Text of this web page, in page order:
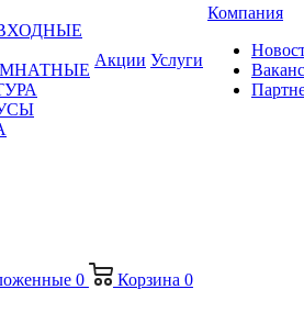
Акции Услуги
Компания
0 Корзина 0